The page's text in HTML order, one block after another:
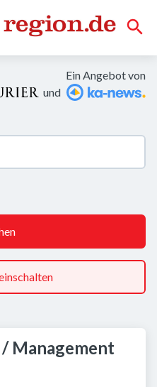
Ein Angebot von
und
Management